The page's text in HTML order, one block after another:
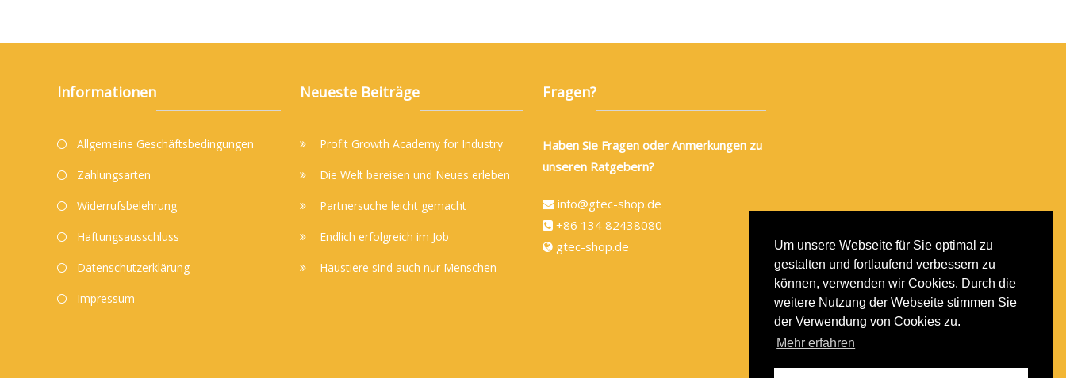
Um unsere Webseite für Sie optimal zu
gestalten und fortlaufend verbessern zu
können, verwenden wir Cookies. Durch die
weitere Nutzung der Webseite stimmen Sie
der Verwendung von Cookies zu.
Mehr erfahren
Informationen
Allgemeine Geschäftsbedingungen
Zahlungsarten
Widerrufsbelehrung
Haftungsausschluss
Datenschutzerklärung
Impressum
Neueste Beiträge
Profit Growth Academy for Industry
Die Welt bereisen und Neues erleben
Partnersuche leicht gemacht
Endlich erfolgreich im Job
Haustiere sind auch nur Menschen
Fragen?
Haben Sie Fragen oder Anmerkungen zu
unseren Ratgebern?
info@gtec-shop.de
+86 134 82438080
gtec-shop.de